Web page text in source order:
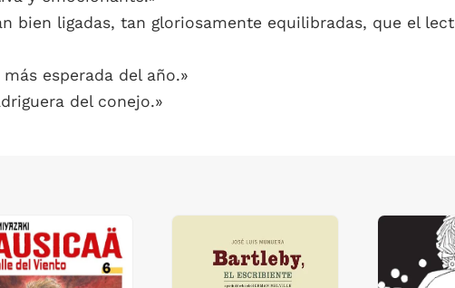
bien ligadas, tan gloriosamente equilibradas, que el
esperada del año.»
del conejo.»